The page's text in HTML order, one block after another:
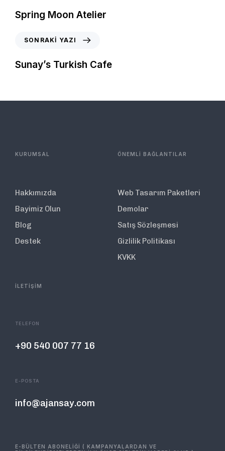
Spring Moon Atelier
SONRAKI YAZI
Sunay’s Turkish Cafe
KURUMSAL
Hakkımızda
Bayimiz Olun
Blog
Destek
ÖNEMLİ BAĞLANTILAR
Web Tasarım Paketleri
Demolar
Satış Sözleşmesi
Gizlilik Politikası
KVKK
İLETİŞİM
TELEFON
+90 540 007 77 16
E-POSTA
info@ajansay.com
E-BÜLTEN ABONELİĞİ ( KAMPANYALARDAN VE